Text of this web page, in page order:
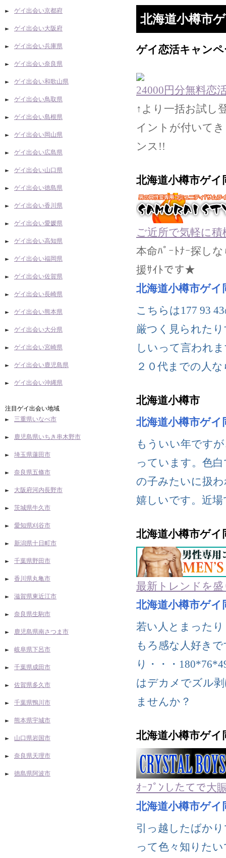
北海道小樽市
ゲイ恋活キャン
24000円分無料恋
↑より一括お試し
イントが付いて
ンス!!
北海道小樽市ゲイ
ご近所で気軽に積
本命ﾊﾟｰﾄﾅｰ探し
援ｻｲﾄです★
北海道小樽市ゲイ
こちらは177 93
厳つく見られた
しいって言われ
２０代までの人
北海道小樽市
北海道小樽市ゲイ
もういい年です
っています。色
の子みたいに扱
嬉しいです。近
北海道小樽市ゲイ
最新トレンドを
北海道小樽市ゲイ
若い人とまった
もろ感な人好き
り・・・
はデカメでズル
ませんか？
北海道小樽市ゲイ
ｵｰﾌﾟﾝしたてで大
北海道小樽市ゲイ
引っ越したばか
って色々知りた
ゲイ出会い京都府
ゲイ出会い大阪府
ゲイ出会い兵庫県
ゲイ出会い奈良県
ゲイ出会い和歌山県
ゲイ出会い鳥取県
ゲイ出会い島根県
ゲイ出会い岡山県
ゲイ出会い広島県
ゲイ出会い山口県
ゲイ出会い徳島県
ゲイ出会い香川県
ゲイ出会い愛媛県
ゲイ出会い高知県
ゲイ出会い福岡県
ゲイ出会い佐賀県
ゲイ出会い長崎県
ゲイ出会い熊本県
ゲイ出会い大分県
ゲイ出会い宮崎県
ゲイ出会い鹿児島県
ゲイ出会い沖縄県
注目ゲイ出会い地域
三重県いなべ市
鹿児島県いちき串木野市
埼玉県蓮田市
奈良県五條市
大阪府河内長野市
茨城県牛久市
愛知県刈谷市
新潟県十日町市
千葉県野田市
香川県丸亀市
滋賀県東近江市
奈良県生駒市
鹿児島県南さつま市
岐阜県下呂市
千葉県成田市
佐賀県多久市
千葉県鴨川市
熊本県宇城市
山口県岩国市
奈良県天理市
徳島県阿波市